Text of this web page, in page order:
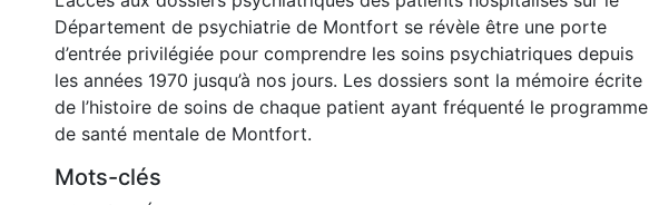
Département de psychiatrie de Montfort se révèle être une porte
d’entrée privilégiée pour comprendre les soins psychiatriques depuis
les années 1970 jusqu’à nos jours. Les dossiers sont la mémoire écrite
de l’histoire de soins de chaque patient ayant fréquenté le programme
de santé mentale de Montfort.
Mots-clés